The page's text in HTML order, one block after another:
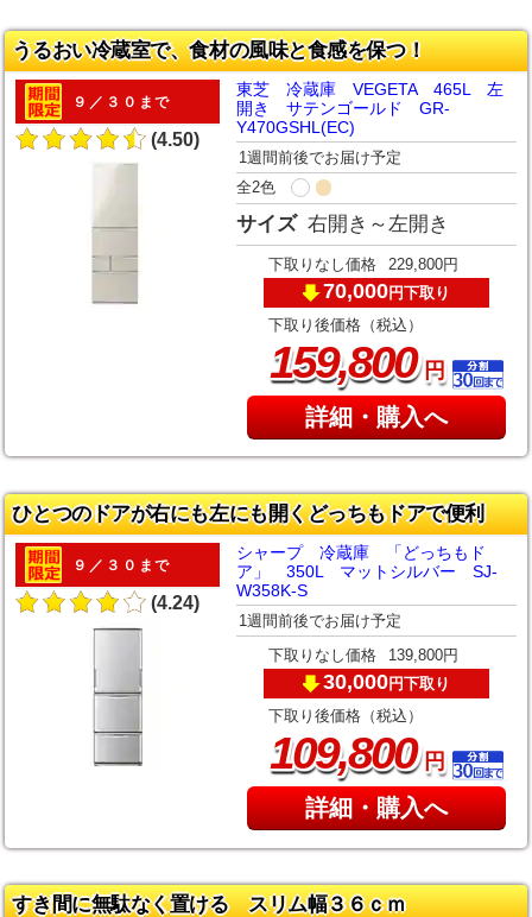
うるおい冷蔵室で、食材の風味と食感を保つ！
９／３０まで
(4.50)
東芝 冷蔵庫 VEGETA 465L 左
開き サテンゴールド GR-
Y470GSHL(EC)
1週間前後でお届け予定
全2色
サイズ 右開き～左開き
下取りなし価格 229,800円
70,000円下取り
下取り後価格（税込）
159,800円
詳細・購入へ
ひとつのドアが右にも左にも開くどっちもドアで便利
９／３０まで
(4.24)
シャープ 冷蔵庫 「どっちもド
ア」 350L マットシルバー SJ-
W358K-S
1週間前後でお届け予定
下取りなし価格 139,800円
30,000円下取り
下取り後価格（税込）
109,800円
詳細・購入へ
すき間に無駄なく置ける スリム幅３６ｃｍ